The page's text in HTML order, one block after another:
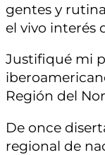
gentes y
el vivo interés
Justifiqué mi
Región del
De once
regional de